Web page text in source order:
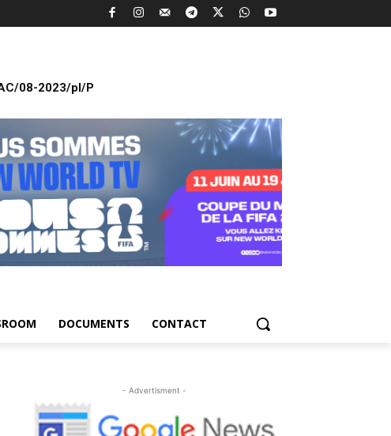
08-2023/pl/P
DOCUMENTS CONTACT
- Advertisment -